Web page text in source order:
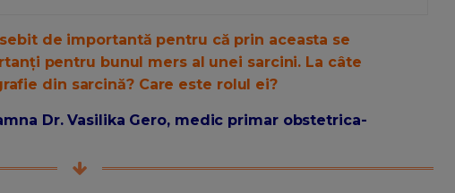
de importantă pentru că prin aceasta se
pentru bunul mers al unei sarcini. La câte
din sarcină? Care este rolul ei?
Dr. Vasilika Gero, medic primar obstetrica-